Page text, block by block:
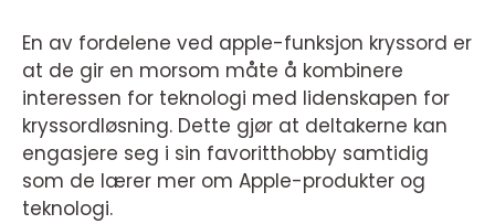
En av fordelene ved apple-funksjon kryssord er
at de gir en morsom måte å kombinere
interessen for teknologi med lidenskapen for
kryssordløsning. Dette gjør at deltakerne kan
engasjere seg i sin favoritthobby samtidig
som de lærer mer om Apple-produkter og
teknologi.